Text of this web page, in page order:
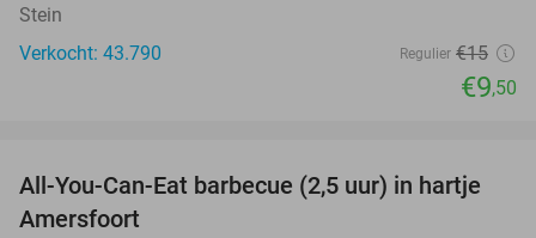
Stein
Verkocht: 43.790
Regulier €15
€9,50
25%
All-You-Can-Eat barbecue (2,5 uur) in hartje
Amersfoort